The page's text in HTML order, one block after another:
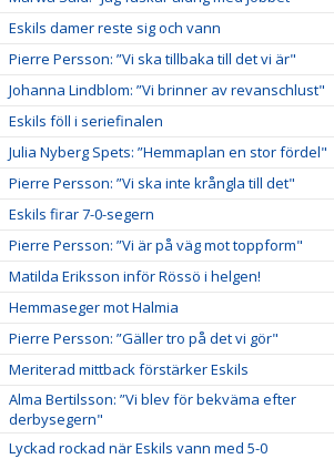
Eskils damer reste sig och vann
Pierre Persson: ”Vi ska tillbaka till det vi är"
Johanna Lindblom: ”Vi brinner av revanschlust"
Eskils föll i seriefinalen
Julia Nyberg Spets: ”Hemmaplan en stor fördel"
Pierre Persson: ”Vi ska inte krångla till det"
Eskils firar 7-0-segern
Pierre Persson: ”Vi är på väg mot toppform"
Matilda Eriksson inför Rössö i helgen!
Hemmaseger mot Halmia
Pierre Persson: ”Gäller tro på det vi gör"
Meriterad mittback förstärker Eskils
Alma Bertilsson: ”Vi blev för bekväma efter
derbysegern"
Lyckad rockad när Eskils vann med 5-0